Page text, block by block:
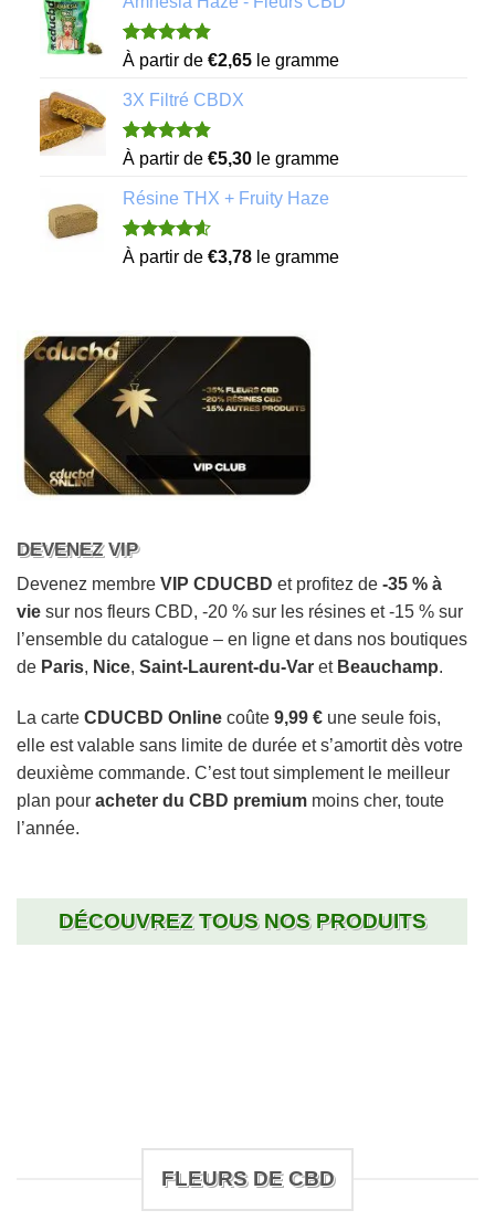
notations
client
Noté4.82
sur 5 basé
sur
11
notations
client
À partir de €2,65le gramme
3X Filtré CBDX
Noté4.86
sur 5 basé
sur
7
notations
client
À partir de €5,30le gramme
Résine THX + Fruity Haze
Noté4.57
sur 5 basé
21
À partir de €3,78le gramme
DEVENEZ VIP
Devenez membre VIP CDUCBD et profitez de -35 % à
vie sur nos fleurs CBD, -20 % sur les résines et -15 % sur
l’ensemble du catalogue – en ligne et dans nos boutiques
de Paris, Nice, Saint-Laurent-du-Var et Beauchamp.
La carte CDUCBD Online coûte 9,99 € une seule fois,
elle est valable sans limite de durée et s’amortit dès votre
deuxième commande. C’est tout simplement le meilleur
plan pour acheter du CBD premium moins cher, toute
l’année.
DÉCOUVREZ TOUS NOS PRODUITS
FLEURS DE CBD